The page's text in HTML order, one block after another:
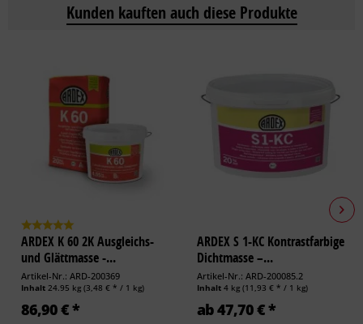
Kunden kauften auch diese Produkte
ARDEX K 60 2K Ausgleichs-
und Glättmasse -...
Artikel-Nr.: ARD-200369
Inhalt 24.95 kg (3,48 € * / 1 kg)
86,90 € *
ARDEX S 1-KC Kontrastfarbige
Dichtmasse –...
Artikel-Nr.: ARD-200085.2
Inhalt 4 kg (11,93 € * / 1 kg)
ab 47,70 € *